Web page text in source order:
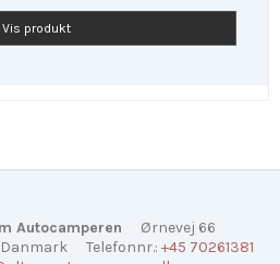
Vis produkt
Autocamperen
Ørnevej 66
Danmark Telefonnr.: +45 70261381